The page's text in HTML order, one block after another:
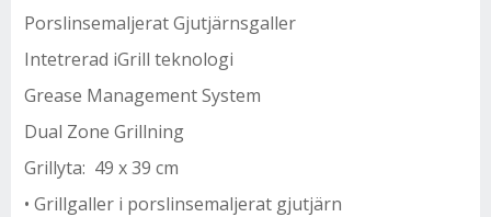
Porslinsemaljerat Gjutjärnsgaller
Intetrerad iGrill teknologi
Grease Management System
Dual Zone Grillning
Grillyta: 49 x 39 cm
• Grillgaller i porslinsemaljerat gjutjärn